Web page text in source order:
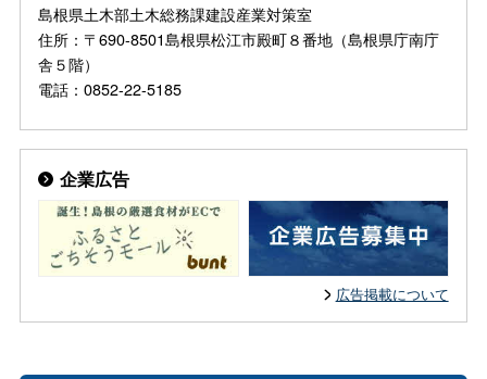
島根県土木部土木総務課建設産業対策室
住所：〒690-8501島根県松江市殿町８番地（島根県庁南庁
舎５階）
電話：0852-22-5185
企業広告
広告掲載について